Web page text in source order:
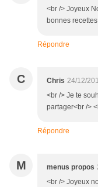
<br /> Joyeux
bonnes
Répondre
C Chris 24/12/
<br /> Je te
partager<br />
Répondre
M menus propos
<br /> Joyeux